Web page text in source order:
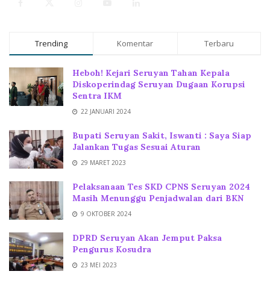
Trending Komentar Terbaru
Heboh! Kejari Seruyan Tahan Kepala
Diskoperindag Seruyan Dugaan Korupsi
Sentra IKM
22 JANUARI 2024
Bupati Seruyan Sakit, Iswanti : Saya Siap
Jalankan Tugas Sesuai Aturan
29 MARET 2023
Pelaksanaan Tes SKD CPNS Seruyan 2024
Masih Menunggu Penjadwalan dari BKN
9 OKTOBER 2024
DPRD Seruyan Akan Jemput Paksa
Pengurus Kosudra
23 MEI 2023